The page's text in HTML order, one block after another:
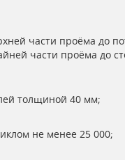
части проёма до
части проёма до
толщиной 40 мм;
не менее 25 000;